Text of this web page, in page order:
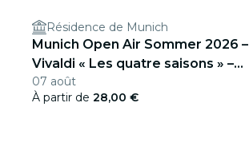
Résidence de Munich
Munich Open Air Sommer 2026 –
Vivaldi « Les quatre saisons » –
Nymphenburg, solistes
instrumentaux
07 août
À partir de 28,00 €